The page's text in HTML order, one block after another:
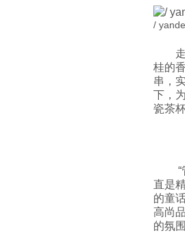
/
桂的
串，
下，
瓷茶
直是
的童
高尚
的氛